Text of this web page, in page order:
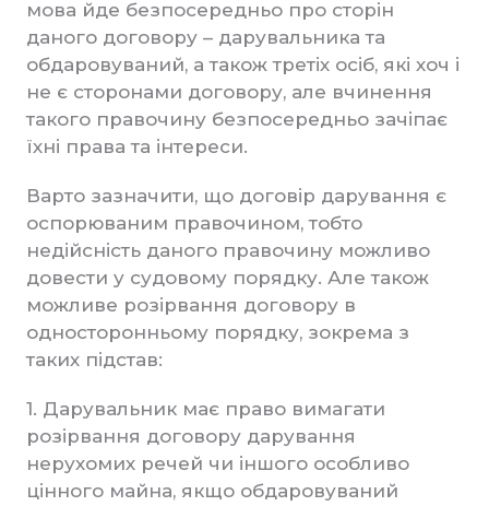
мова йде безпосередньо про сторін
даного договору – дарувальника та
обдаровуваний, а також третіх осіб, які хоч і
не є сторонами договору, але вчинення
такого правочину безпосередньо зачіпає
їхні права та інтереси.
Варто зазначити, що договір дарування є
оспорюваним правочином, тобто
недійсність даного правочину можливо
довести у судовому порядку. Але також
можливе розірвання договору в
односторонньому порядку, зокрема з
таких підстав:
1. Дарувальник має право вимагати
розірвання договору дарування
нерухомих речей чи іншого особливо
цінного майна, якщо обдаровуваний